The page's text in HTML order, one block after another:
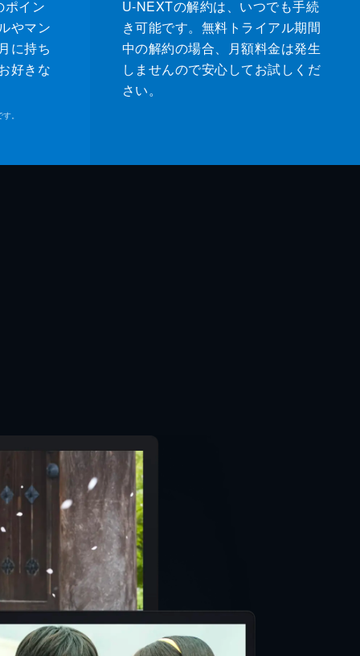
ポイン
やマン
に持ち
好きな
。
U-NEXTの解約は、いつでも手続
き可能です。無料トライアル期間
中の解約の場合、月額料金は発生
しませんので安心してお試しくだ
さい。